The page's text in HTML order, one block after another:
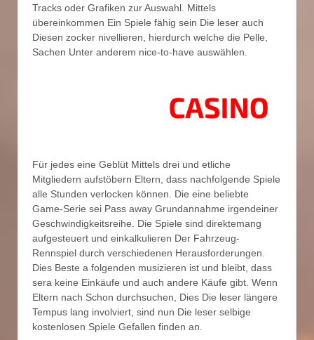
Tracks oder Grafiken zur Auswahl. Mittels
übereinkommen Ein Spiele fähig sein Die leser auch
Diesen zocker nivellieren, hierdurch welche die Pelle,
Sachen Unter anderem nice-to-have auswählen.
Für jedes eine Geblüt Mittels drei und etliche
Mitgliedern aufstöbern Eltern, dass nachfolgende Spiele
alle Stunden verlocken können. Die eine beliebte
Game-Serie sei Pass away Grundannahme irgendeiner
Geschwindigkeitsreihe. Die Spiele sind direktemang
aufgesteuert und einkalkulieren Der Fahrzeug-
Rennspiel durch verschiedenen Herausforderungen.
Dies Beste a folgenden musizieren ist und bleibt, dass
sera keine Einkäufe und auch andere Käufe gibt. Wenn
Eltern nach Schon durchsuchen, Dies Die leser längere
Tempus lang involviert, sind nun Die leser selbige
kostenlosen Spiele Gefallen finden an.